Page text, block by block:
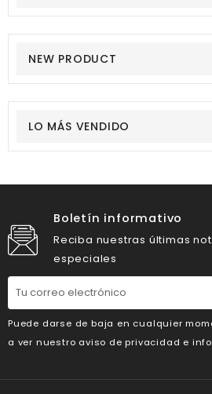
NEW PRODUCT
LO MÁS VENDIDO
Boletín informativo
Reciba nuestras últimas
especiales
Puede darse de baja en cualquier
a ver nuestro aviso de privacidad e